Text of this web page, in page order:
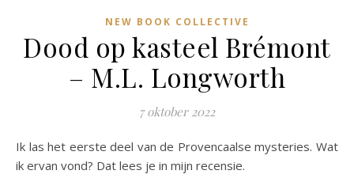
NEW BOOK COLLECTIVE
Dood op kasteel Brémont
– M.L. Longworth
7 oktober 2022
Ik las het eerste deel van de Provencaalse mysteries. Wat
ik ervan vond? Dat lees je in mijn recensie.